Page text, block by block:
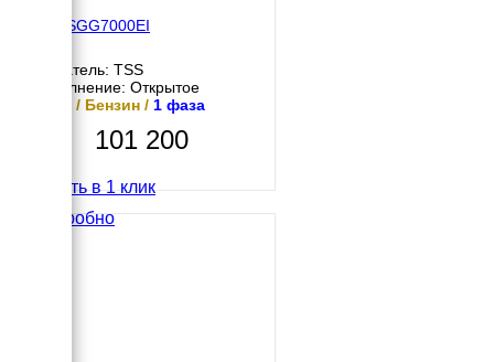
TSS SGG7000EI
Двигатель: TSS
Исполнение: Открытое
7 кВт / Бензин / 1 фаза
101 200
Купить в 1 клик
Подробно